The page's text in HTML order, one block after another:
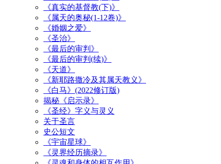
《真实的基督教(下)》
《属天的奥秘(1-12卷)》
《婚姻之爱》
《圣治》
《最后的审判》
《最后的审判(续)》
《天道》
《新耶路撒冷及其属天教义》
《白马》(2022修订版)
揭秘《启示录》
《圣经》字义与灵义
关于圣言
史公短文
《宇宙星球》
《灵界经历摘录》